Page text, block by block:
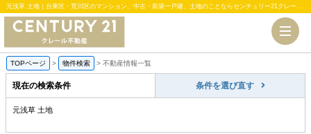
元浅草 土地｜台東区・荒川区のマンション、中古・新築一戸建、土地のことならセンチュリー21クレール不動産
TOPページ > 物件検索 > 不動産情報一覧
現在の検索条件 条件を選び直す
元浅草 土地